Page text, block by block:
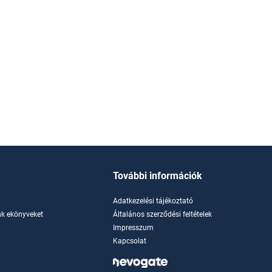
ekönyveket
További információk
Adatkezelési tájékoztató
Általános szerződési feltételek
Impresszum
Kapcsolat